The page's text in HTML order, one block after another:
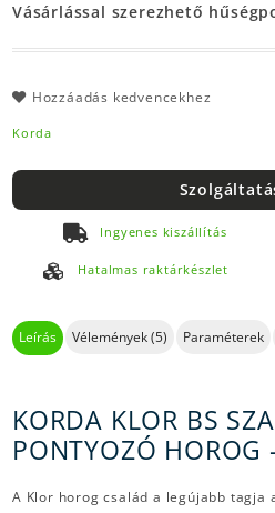
Vásárlással szerezhető
Hozzáadás kedvencekhez
Korda
Ingyenes kiszállítás
Hatalmas raktárkészlet
Leírás Vélemények (5) Paraméterek
KORDA KLOR BS
PONTYOZÓ HOROG
A Klor horog család a legújabb tagja